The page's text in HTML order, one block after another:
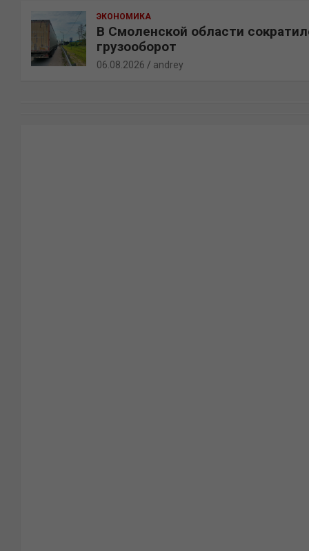
ЭКОНОМИКА
В Смоленской области
грузооборот
06.08.2026 andrey